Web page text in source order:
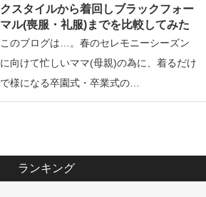
クスタイルから着回しブラックフォー
マル(喪服・礼服)までを比較してみた
このブログは…。春のセレモニーシーズン
に向けて忙しいママ(母親)の為に、着るだけ
で様になる卒園式・卒業式の…
ランキング